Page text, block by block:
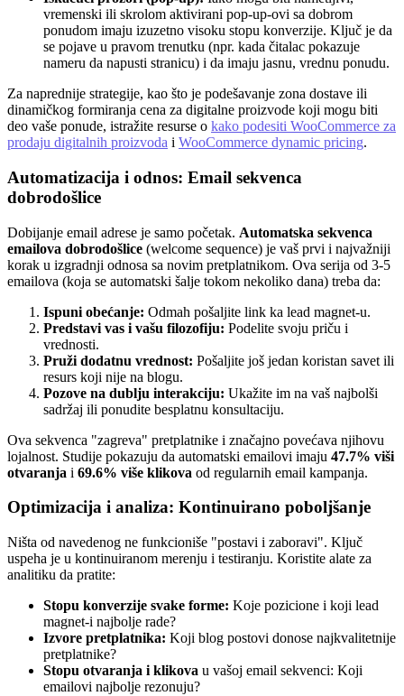
vremenski ili skrolom aktivirani pop-up-ovi sa dobrom
ponudom imaju izuzetno visoku stopu konverzije. Ključ je da
se pojave u pravom trenutku (npr. kada čitalac pokazuje
nameru da napusti stranicu) i da imaju jasnu, vrednu ponudu.
Za naprednije strategije, kao što je podešavanje zona dostave ili
dinamičkog formiranja cena za digitalne proizvode koji mogu biti
deo vaše ponude, istražite resurse o kako podesiti WooCommerce za
prodaju digitalnih proizvoda i WooCommerce dynamic pricing.
Automatizacija i odnos: Email sekvenca
dobrodošlice
Dobijanje email adrese je samo početak. Automatska sekvenca
emailova dobrodošlice (welcome sequence) je vaš prvi i najvažniji
korak u izgradnji odnosa sa novim pretplatnikom. Ova serija od 3-5
emailova (koja se automatski šalje tokom nekoliko dana) treba da:
Ispuni obećanje: Odmah pošaljite link ka lead magnet-u.
Predstavi vas i vašu filozofiju: Podelite svoju priču i
vrednosti.
Pruži dodatnu vrednost: Pošaljite još jedan koristan savet ili
resurs koji nije na blogu.
Pozove na dublju interakciju: Ukažite im na vaš najbolši
sadržaj ili ponudite besplatnu konsultaciju.
Ova sekvenca "zagreva" pretplatnike i značajno povećava njihovu
lojalnost. Studije pokazuju da automatski emailovi imaju 47.7% viši
otvaranja i 69.6% više klikova od regularnih email kampanja.
Optimizacija i analiza: Kontinuirano poboljšanje
Ništa od navedenog ne funkcioniše "postavi i zaboravi". Ključ
uspeha je u kontinuiranom merenju i testiranju. Koristite alate za
analitiku da pratite:
Stopu konverzije svake forme: Koje pozicione i koji lead
magnet-i najbolje rade?
Izvore pretplatnika: Koji blog postovi donose najkvalitetnije
pretplatnike?
Stopu otvaranja i klikova u vašoj email sekvenci: Koji
emailovi najbolje rezonuju?